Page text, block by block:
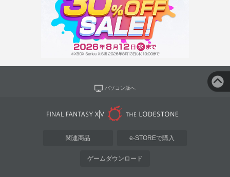
パソコン版へ
関連商品 e-STOREで購入
ゲームダウンロード